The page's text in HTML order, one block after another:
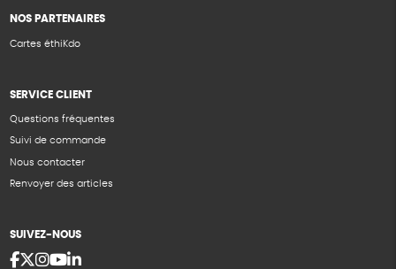
NOS PARTENAIRES
Cartes éthiKdo
SERVICE CLIENT
Questions fréquentes
Suivi de commande
Nous contacter
Renvoyer des articles
SUIVEZ-NOUS